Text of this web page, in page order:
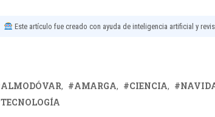
Este artículo fue creado con ayuda de inteligencia artificial y
ALMODÓVAR AMARGA CIENCIA
TECNOLOGÍA